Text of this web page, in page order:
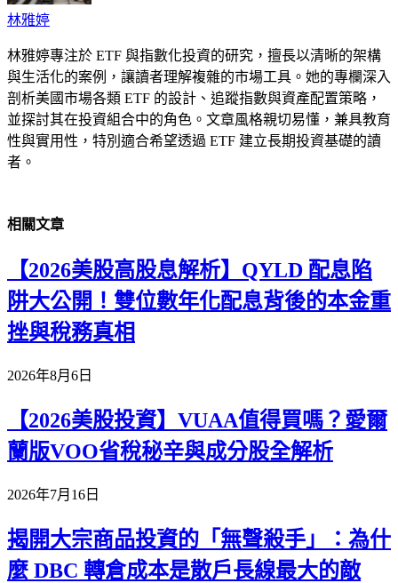
林雅婷
林雅婷專注於 ETF 與指數化投資的研究，擅長以清晰的架構
與生活化的案例，讓讀者理解複雜的市場工具。她的專欄深入
剖析美國市場各類 ETF 的設計、追蹤指數與資產配置策略，
並探討其在投資組合中的角色。文章風格親切易懂，兼具教育
性與實用性，特別適合希望透過 ETF 建立長期投資基礎的讀
者。
相關文章
【2026美股高股息解析】QYLD 配息陷
阱大公開！雙位數年化配息背後的本金重
挫與稅務真相
2026年8月6日
【2026美股投資】VUAA值得買嗎？愛爾
蘭版VOO省稅秘辛與成分股全解析
2026年7月16日
揭開大宗商品投資的「無聲殺手」：為什
麼 DBC 轉倉成本是散戶長線最大的敵